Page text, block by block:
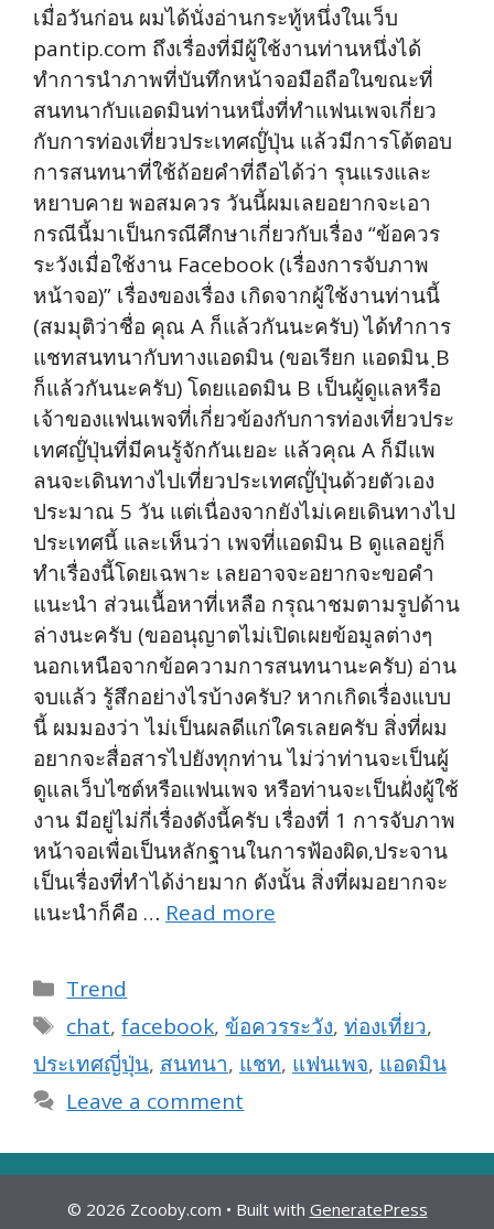
เมื่อวันก่อน ผมได้นั่งอ่านกระทู้หนึ่งในเว็บ
pantip.com ถึงเรื่องที่มีผู้ใช้งานท่านหนึ่งได้
ทำการนำภาพที่บันทึกหน้าจอมือถือในขณะที่
สนทนากับแอดมินท่านหนึ่งที่ทำแฟนเพจเกี่ยว
กับการท่องเที่ยวประเทศญ๊่ปุ่น แล้วมีการโต้ตอบ
การสนทนาที่ใช้ถ้อยคำที่ถือได้ว่า รุนแรงและ
หยาบคาย พอสมควร วันนี้ผมเลยอยากจะเอา
กรณีนี้มาเป็นกรณีศึกษาเกี่ยวกับเรื่อง “ข้อควร
ระวังเมื่อใช้งาน Facebook (เรื่องการจับภาพ
หน้าจอ)” เรื่องของเรื่อง เกิดจากผู้ใช้งานท่านนี้
(สมมุติว่าชื่อ คุณ A ก็แล้วกันนะครับ) ได้ทำการ
แชทสนทนากับทางแอดมิน (ขอเรียก แอดมิน ฺB
ก็แล้วกันนะครับ) โดยแอดมิน B เป็นผู้ดูแลหรือ
เจ้าของแฟนเพจที่เกี่ยวข้องกับการท่องเที่ยวประ
เทศญ๊่ปุ่นที่มีคนรู้จักกันเยอะ แล้วคุณ A ก็มีแพ
ลนจะเดินทางไปเที่ยวประเทศญ๊่ปุ่นด้วยตัวเอง
ประมาณ 5 วัน แต่เนื่องจากยังไม่เคยเดินทางไป
ประเทศนี้ และเห็นว่า เพจที่แอดมิน B ดูแลอยู่ก็
ทำเรื่องนี้โดยเฉพาะ เลยอาจจะอยากจะขอคำ
แนะนำ ส่วนเนื้อหาที่เหลือ กรุณาชมตามรูปด้าน
ล่างนะครับ (ขออนุญาตไม่เปิดเผยข้อมูลต่างๆ
นอกเหนือจากข้อความการสนทนานะครับ) อ่าน
จบแล้ว รู้สึกอย่างไรบ้างครับ? หากเกิดเรื่องแบบ
นี้ ผมมองว่า ไม่เป็นผลดีแก่ใครเลยครับ สิ่งที่ผม
อยากจะสื่อสารไปยังทุกท่าน ไม่ว่าท่านจะเป็นผู้
ดูแลเว็บไซต์หรือแฟนเพจ หรือท่านจะเป็นฝั่งผู้ใช้
งาน มีอยู่ไม่กี่เรื่องดังนี้ครับ เรื่องที่ 1 การจับภาพ
หน้าจอเพื่อเป็นหลักฐานในการฟ้องผิด,ประจาน
เป็นเรื่องที่ทำได้ง่ายมาก ดังนั้น สิ่งที่ผมอยากจะ
แนะนำก็คือ … Read more
Categories
Trend
Tags
chat,facebook, ข้อควรระวัง,ท่องเที่ยว,
ประเทศญี่ปุ่น, สนทนา, แชท, แฟนเพจ, แอดมิน
Leave a comment
© 2026 Zcooby.com • Built with GeneratePress